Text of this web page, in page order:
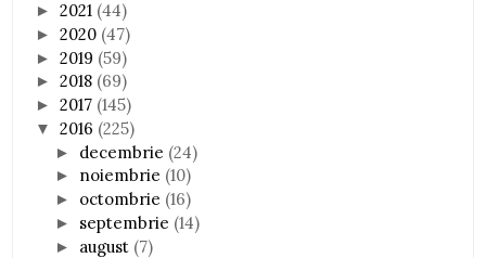
►2021 (44)
►2020 (47)
►2019 (59)
►2018 (69)
►2017 (145)
▼2016 (225)
► decembrie (24)
► noiembrie (10)
► octombrie (16)
► septembrie (14)
► august (7)